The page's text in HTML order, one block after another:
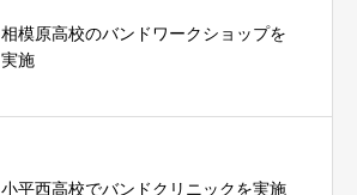
相模原高校のバンドワークショップを
実施
小平西高校でバンドクリニックを実施